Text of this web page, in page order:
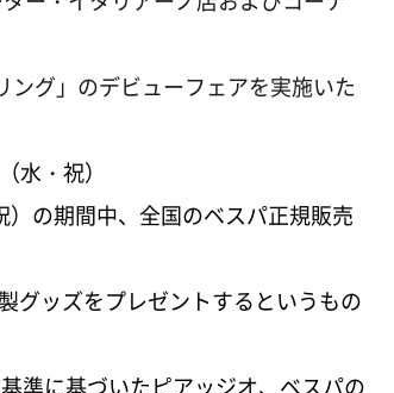
ング」のデビューフェアを実施いた
水・祝）
の期間中、全国のベスパ正規販売
グッズをプレゼントするというもの
準に基づいたピアッジオ、ベスパの